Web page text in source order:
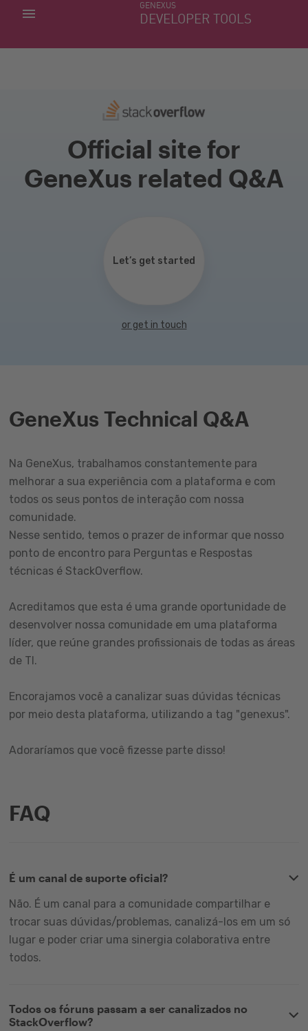
GENEXUS
DEVELOPER TOOLS
MINHAS APLICACÕES
Official site for
GeneXus related Q&A
Let’s get started
or get in touch
GeneXus Technical Q&A
Na GeneXus, trabalhamos constantemente para
melhorar a sua experiência com a plataforma e com
todos os seus pontos de interação com nossa
comunidade.
Nesse sentido, temos o prazer de informar que nosso
ponto de encontro para Perguntas e Respostas
técnicas é StackOverflow.
Acreditamos que esta é uma grande oportunidade de
desenvolver nossa comunidade em uma plataforma
líder, que reúne grandes profissionais de todas as áreas
de TI.
Encorajamos você a canalizar suas dúvidas técnicas
por meio desta plataforma, utilizando a tag "genexus".
Adoraríamos que você fizesse parte disso!
FAQ
É um canal de suporte oficial?
Não. É um canal para a comunidade compartilhar e
trocar suas dúvidas/problemas, canalizá-los em um só
lugar e poder criar uma sinergia colaborativa entre
todos.
Todos os fóruns passam a ser canalizados no
StackOverflow?